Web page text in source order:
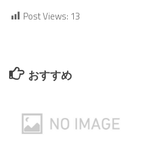
Post Views: 13
おすすめ